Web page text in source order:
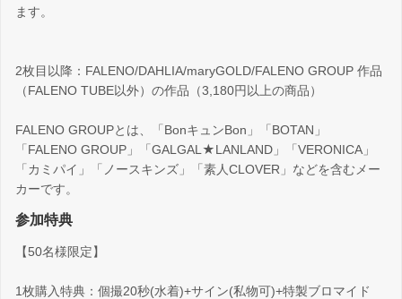
ます。
2枚目以降：FALENO/DAHLIA/maryGOLD/FALENO GROUP 作品
（FALENO TUBE以外）の作品（3,180円以上の商品）
FALENO GROUPとは、「BonキュンBon」「BOTAN」
「FALENO GROUP」「GALGAL★LANLAND」「VERONICA」
「カミパイ」「ノースキンズ」「素人CLOVER」などを含むメー
カーです。
参加特典
【50名様限定】
1枚購入特典：個撮20秒(水着)+サイン(私物可)+特製ブロマイド